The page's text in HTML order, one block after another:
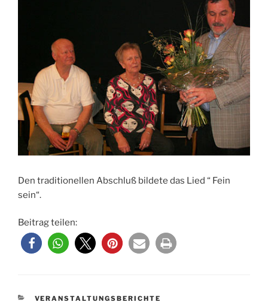
Den traditionellen Abschluß bildete das Lied “ Fein
sein“.
Beitrag teilen:
KATEGORIEN
VERANSTALTUNGSBERICHTE